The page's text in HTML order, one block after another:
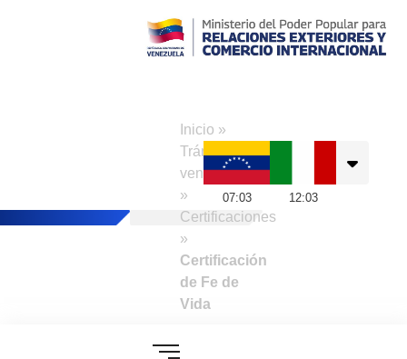
Inicio »
Trámites a
venezolanos
»
Certificaciones
»
Certificación
de Fe de
Vida
07:03 12:03